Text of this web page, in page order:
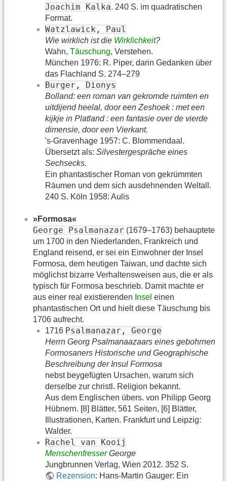
Joachim Kalka. 240 S. im quadratischen
Format.
Watzlawick, Paul
Wie wirklich ist die Wirklichkeit?
Wahn, Täuschung, Verstehen.
München 1976: R. Piper, darin Gedanken über
das Flachland S. 274–279
Burger, Dionys
Bolland: een roman van gekromde ruimten en
uitdijend heelal, door een Zeshoek : met een
kijkje in Platland : een fantasie over de vierde
dimensie, door een Vierkant.
's-Gravenhage 1957: C. Blommendaal.
Übersetzt als: Silvestergespräche eines
Sechsecks.
Ein phantastischer Roman von gekrümmten
Räumen und dem sich ausdehnenden Weltall.
240 S. Köln 1958: Aulis
»Formosa«
George Psalmanazar (1679–1763) behauptete
um 1700 in den Niederlanden, Frankreich und
England reisend, er sei ein Einwohner der Insel
Formosa, dem heutigen Taiwan, und dachte sich
möglichst bizarre Verhaltensweisen aus, die er als
typisch für Formosa beschrieb. Damit machte er
aus einer real existierenden Insel einen
phantastischen Ort und hielt diese Täuschung bis
1706 aufrecht.
1716 Psalmanazar, George
Herrn Georg Psalmanaazaars eines gebohrnen
Formosaners Historische und Geographische
Beschreibung der Insul Formosa
nebst beygefügten Ursachen, warum sich
derselbe zur christl. Religion bekannt.
Aus dem Englischen übers. von Philipp Georg
Hübnern. [8] Blätter, 561 Seiten, [6] Blätter,
Illustrationen, Karten. Frankfurt und Leipzig:
Walder.
Rachel van Kooij
MenschenfresserGeorge
Jungbrunnen Verlag, Wien 2012. 352 S.
Rezension: Hans-Martin Gauger: Ein